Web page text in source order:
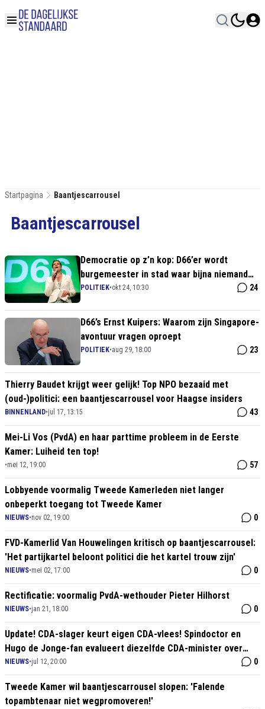
Startpagina Baantjescarrousel
Baantjescarrousel
Democratie op z’n kop: D66’er wordt
burgemeester in stad waar bijna niemand
D66 stemde
POLITIEK•okt 24, 10:30 24
D66’s Ernst Kuipers: Waarom zijn Singapore-
avontuur vragen oproept
POLITIEK•aug 29, 18:00 23
Thierry Baudet krijgt weer gelijk! Top NPO bezaaid met
(oud-)politici: een baantjescarrousel voor Haagse insiders
BINNENLAND•jul 17, 13:15 43
Mei-Li Vos (PvdA) en haar parttime probleem in de Eerste
Kamer: Luiheid ten top!
•mei 12, 19:00 57
Lobbyende voormalig Tweede Kamerleden niet langer
onbeperkt toegang tot Tweede Kamer
NIEUWS•nov 02, 19:00 0
FVD-Kamerlid Van Houwelingen kritisch op baantjescarrousel:
'Het partijkartel beloont politici die het kartel trouw zijn'
NIEUWS•mei 02, 17:00 0
Rectificatie: voormalig PvdA-wethouder Pieter Hilhorst
NIEUWS•jan 21, 18:00 0
Update! CDA-slager keurt eigen CDA-vlees! Spindoctor en
Hugo de Jonge-fan evalueert diezelfde CDA-minister over
aanpak coronavirus
NIEUWS•jul 12, 20:00 0
Tweede Kamer wil baantjescarrousel slopen: 'Falende
topambtenaar niet wegpromoveren!'